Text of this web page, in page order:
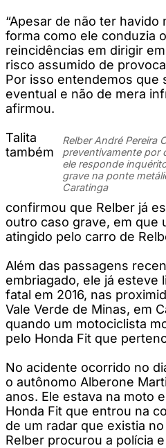
“Apesar de não ter havido
forma como ele conduzia
reincidências em dirigir
risco assumido de
Por isso entendemos que
eventual e não de mera
afirmou.
Relber André Pereira
preventivamente por
ele responde
grave na ponte
Caratinga
Talita
também
confirmou que Relber já
outro caso grave, em que
atingido pelo carro de
Além das passagens
embriagado, ele já esteve
fatal em 2016, nas
Vale Verde de Minas, em
quando um motociclista
pelo Honda Fit que
No acidente ocorrido no
o autônomo Alberone
anos. Ele estava na moto
Honda Fit que entrou na
de um radar que existia
Relber procurou a polícia